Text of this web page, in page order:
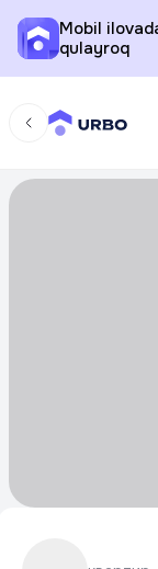
Mobil
qulayroq